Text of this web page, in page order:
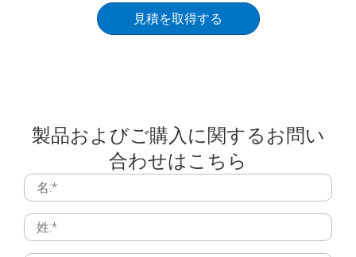
見積を取得する
製品およびご購入に関するお問い
合わせはこちら